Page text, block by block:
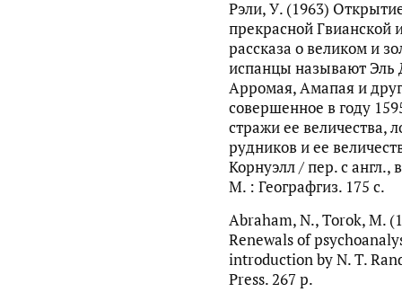
Рэли, У. (1963)
прекрасной Гвианской
рассказа о великом и
испанцы называют Эль
Арромая, Амапая и
совершенное в году
стражи ее величества,
рудников и ее
Корнуэлл / пер. с англ.,
М. : Географгиз. 175 c.
Abraham, N., Torok, M.
Renewals of
introduction by N. T.
Press. 267 p.